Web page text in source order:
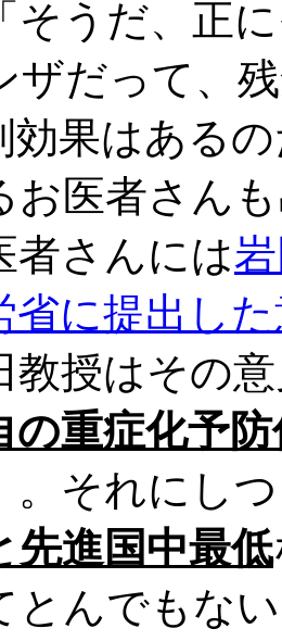
そうだ、正
ザだって、
効果はある
お医者さん
者さんには
省に提出し
教授はその
の重症化予
。それにし
先進国中最低
とんでもな